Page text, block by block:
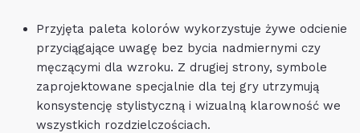
Przyjęta paleta kolorów wykorzystuje żywe odcienie
przyciągające uwagę bez bycia nadmiernymi czy
męczącymi dla wzroku. Z drugiej strony, symbole
zaprojektowane specjalnie dla tej gry utrzymują
konsystencję stylistyczną i wizualną klarowność we
wszystkich rozdzielczościach.